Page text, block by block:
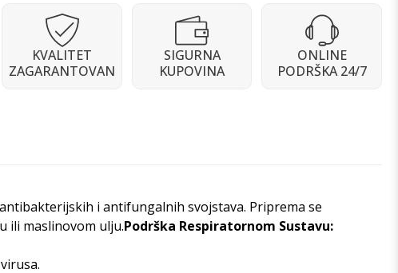
KVALITET
ZAGARANTOVAN
SIGURNA
KUPOVINA
ONLINE
PODRŠKA 24/7
i antifungalnih svojstava. Priprema se
ili maslinovom ulju.Podrška Respiratornom Sustavu: